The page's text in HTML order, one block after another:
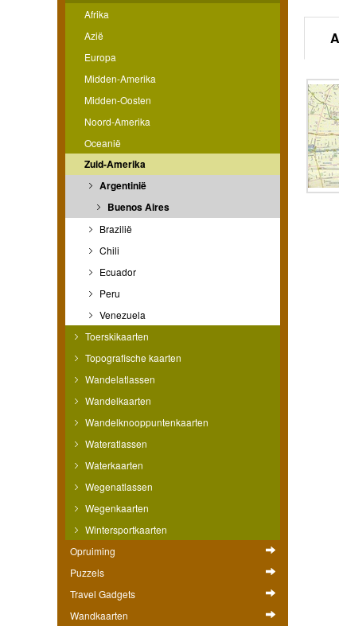
Afrika
Azië
Europa
Midden-Amerika
Midden-Oosten
Noord-Amerika
Oceanië
Zuid-Amerika
Argentinië
Buenos Aires
Brazilië
Chili
Ecuador
Peru
Venezuela
Toerskikaarten
Topografische kaarten
Wandelatlassen
Wandelkaarten
Wandelknooppuntenkaarten
Wateratlassen
Waterkaarten
Wegenatlassen
Wegenkaarten
Wintersportkaarten
Opruiming
Puzzels
Travel Gadgets
Wandkaarten